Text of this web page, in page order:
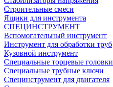
Строительные смеси
Ящики для инструмента
СПЕЦИНСТРУМЕНТ
Вспомогательный инструмент
Инструмент для обработки труб
Кузовной инструмент
Специальные торцевые головки
Специальные трубные ключи
Специнструмент для двигателя